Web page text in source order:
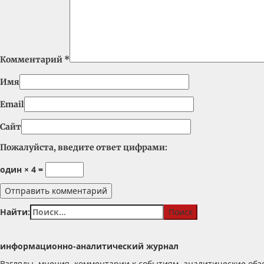
Комментарий *
Имя
Email
Сайт
Пожалуйста, введите ответ цифрами:
один × 4 =
Найти:
информационно-аналитический журнал